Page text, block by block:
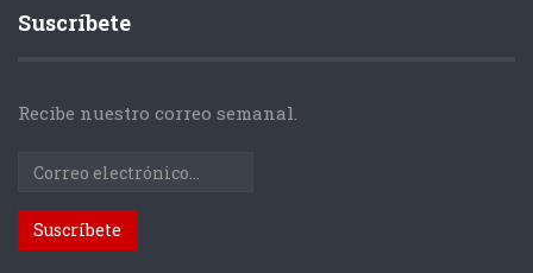
Suscríbete
Recibe nuestro correo semanal.